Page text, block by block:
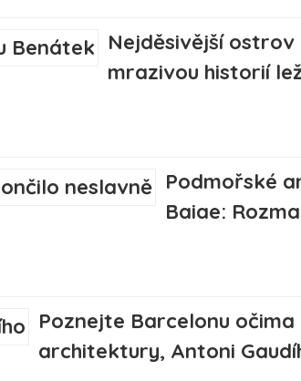
Nejděsivější ostrov
mrazivou historií
Podmořské
Baiae:
Poznejte Barcelonu očima
architektury, Antoni